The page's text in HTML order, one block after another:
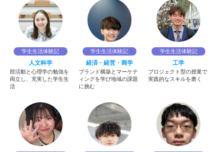
学生生活体験記
人文科学
部活動と心理学の勉強を
両立し、充実した学生生
活
学生生活体験記
経済・経営・商学
ブランド構築とマーケテ
ィングを学び地域の課題
に挑む
学生生活体験記
工学
プロジェクト型の授業で
実践的なスキルを磨く